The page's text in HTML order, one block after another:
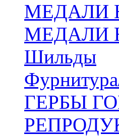
МЕДАЛИ
МЕДАЛИ
Шильды
ГЕРБЫ